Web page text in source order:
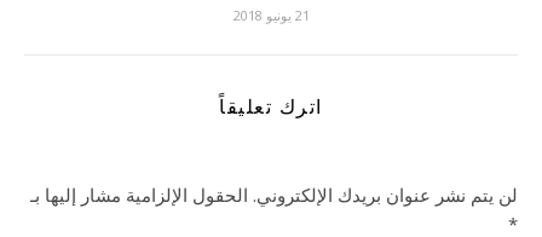
21 يونيو 2018
اترك تعليقاً
لن يتم نشر عنوان بريدك الإلكتروني. الحقول الإلزامية مشار إليها بـ
*